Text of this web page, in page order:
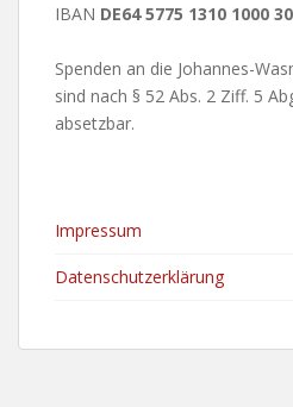
IBAN DE64 5775 1310 1000
Spenden an die Johannes-
sind nach § 52 Abs. 2 Ziff. 5
absetzbar.
Impressum
Datenschutzerklärung